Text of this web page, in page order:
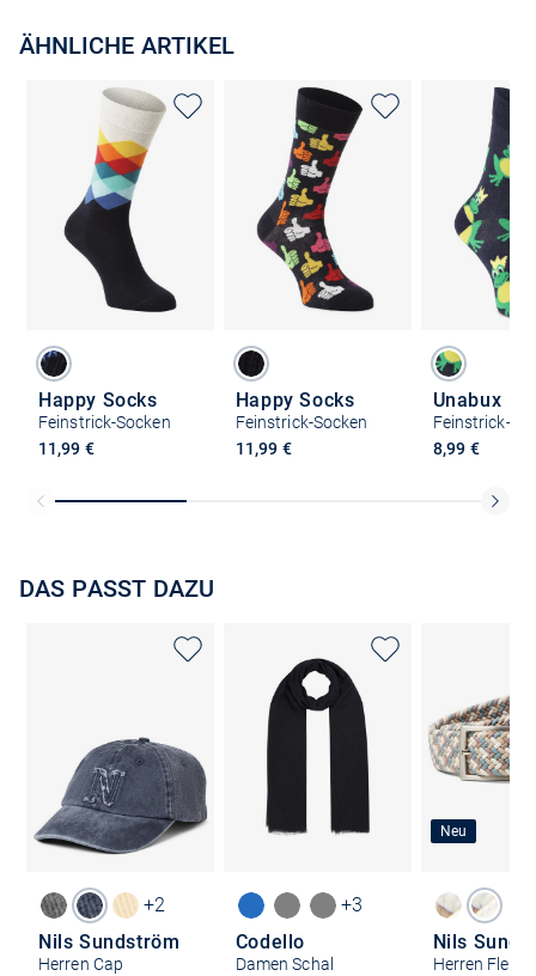
ÄHNLICHE ARTIKEL
Happy Socks
Feinstrick-Socken
11,99 €
Happy Socks
Feinstrick-Socken
11,99 €
Unabux
Feinstrick-
8,99 €
DAS PASST DAZU
+2
Nils Sundström
Herren Cap
+3
Codello
Damen Schal
Neu
Nils
Herren